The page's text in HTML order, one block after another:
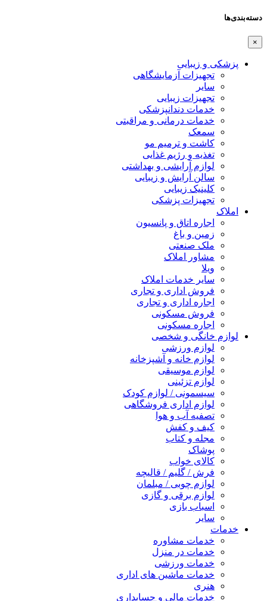
دسته‌بندی‌ها
×
پزشکی و زیبایی
تجهیزات آزمایشگاهی
سایر
تجهیزات زیبایی
خدمات دندانپزشکی
خدمات درمانی و مراقبتی
سمعک
کاشت و ترمیم مو
تغذیه و رژیم غذایی
لوازم آرایشی و بهداشتی
سالن آرایش و زیبایی
کلینیک زیبایی
تجهیزات پزشکی
املاک
اجاره اتاق و پانسیون
زمین و باغ
ملک صنعتی
مشاور املاک
ویلا
سایر خدمات املاک
فروش اداری و تجاری
اجاره اداری و تجاری
فروش مسکونی
اجاره مسکونی
لوازم خانگی و شخصی
لوازم ورزشی
لوازم خانه و آشپزخانه
لوازم موسیقی
لوازم تزئینی
سیسمونی / لوازم کودک
لوازم اداری فروشگاهی
تصفیه آب و هوا
کیف و کفش
مجله و کتاب
پوشاک
کالای خواب
فرش / گلیم / قالیچه
لوازم چوبی / مبلمان
لوازم برقی و گازی
اسباب بازی
سایر
خدمات
خدمات مشاوره
خدمات در منزل
خدمات ورزشی
خدمات ماشین های اداری
هنری
خدمات مالی و حسابداری